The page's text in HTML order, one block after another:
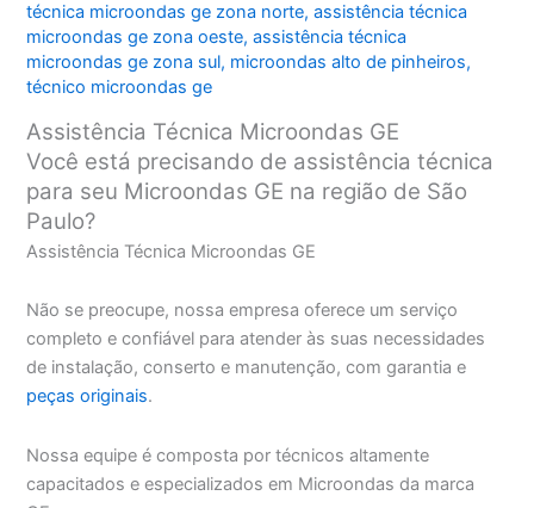
técnica microondas ge zona norte,assistência técnica
microondas ge zona oeste,assistência técnica
microondas ge zona sul, microondas alto de pinheiros,
técnico microondas ge
Assistência Técnica Microondas GE
Você está precisando de assistência técnica
para seu Microondas GE na região de São
Paulo?
Assistência Técnica Microondas GE
Não se preocupe, nossa empresa oferece um serviço
completo e confiável para atender às suas necessidades
de instalação, conserto e manutenção, com garantia e
peças originais.
Nossa equipe é composta por técnicos altamente
capacitados e especializados em Microondas da marca